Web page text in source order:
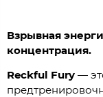
Взрывная
концентрация.
Reckful Fury —